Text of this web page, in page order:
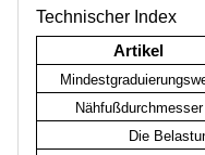
Technischer Index
Artikel
Nähfußdurchmesser
Die